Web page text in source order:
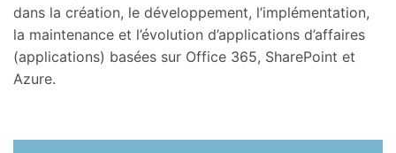
dans la création, le développement, l’implémentation,
la maintenance et l’évolution d’applications d’affaires
(applications) basées sur Office 365, SharePoint et
Azure.